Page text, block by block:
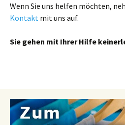
Wenn Sie uns helfen möchten,
Kontakt mit uns auf.
Sie gehen mit Ihrer Hilfe